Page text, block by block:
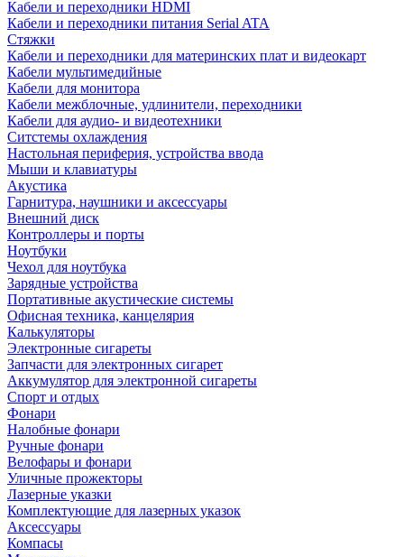
Кабели и переходники HDMI
Кабели и переходники питания Serial ATA
Стяжки
Кабели и переходники для материнских плат и видеокарт
Кабели мультимедийные
Кабели для монитора
Кабели межблочные, удлинители, переходники
Кабели для аудио- и видеотехники
Ситстемы охлаждения
Настольная периферия, устройства ввода
Мыши и клавиатуры
Акустика
Гарнитура, наушники и аксессуары
Внешний диск
Контроллеры и порты
Ноутбуки
Чехол для ноутбука
Зарядные устройства
Портативные акустические системы
Офисная техника, канцелярия
Калькуляторы
Электронные сигареты
Запчасти для электронных сигарет
Аккумулятор для электронной сигареты
Спорт и отдых
Фонари
Налобные фонари
Ручные фонари
Велофары и фонари
Уличные прожекторы
Лазерные указки
Комплектующие для лазерных указок
Аксессуары
Компасы